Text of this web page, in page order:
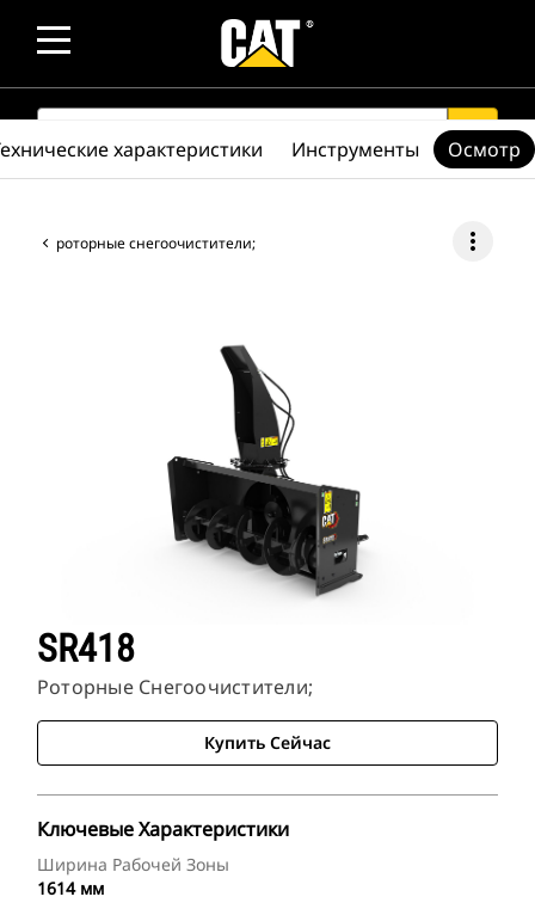
SEARCH search
роторные снегоочистители; more_vert
SR418
Роторные Снегоочистители;
Купить Сейчас
Ключевые Характеристики
Ширина Рабочей Зоны
1614 мм
характеристики Инструменты Осмотр